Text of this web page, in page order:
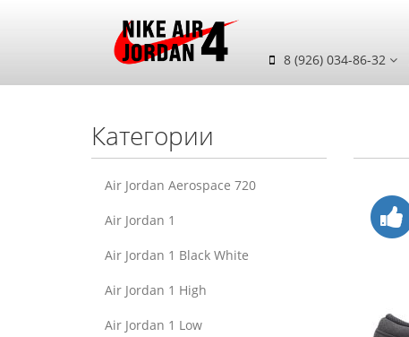
8 (926) 034-86-32
Категории
Air Jordan Aerospace 720
Air Jordan 1
Air Jordan 1 Black White
Air Jordan 1 High
Air Jordan 1 Low